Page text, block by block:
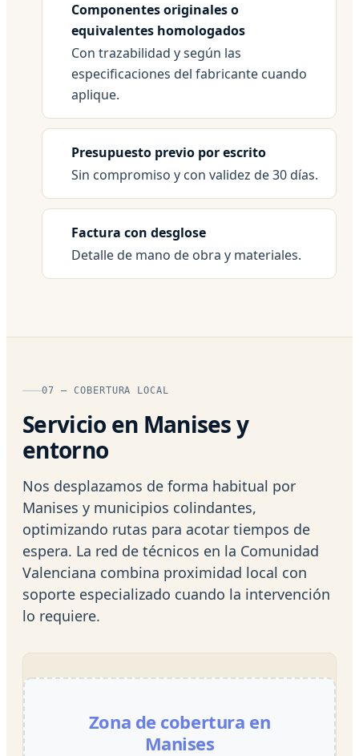
Componentes originales o
equivalentes homologados
Con trazabilidad y según las
especificaciones del fabricante cuando
aplique.
Presupuesto previo por escrito
Sin compromiso y con validez de 30 días.
Factura con desglose
Detalle de mano de obra y materiales.
07 — COBERTURA LOCAL
Servicio en Manises y
entorno
Nos desplazamos de forma habitual por
Manises y municipios colindantes,
optimizando rutas para acotar tiempos de
espera. La red de técnicos en la Comunidad
Valenciana combina proximidad local con
soporte especializado cuando la intervención
lo requiere.
Zona de cobertura en
Manises